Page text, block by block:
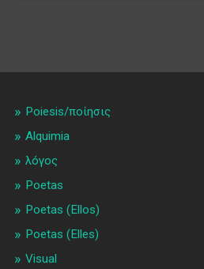
Poiesis/ποίησις
Alquimia
λóγος
Poetas
Poetas (Ellos)
Poetas (Elles)
Visual